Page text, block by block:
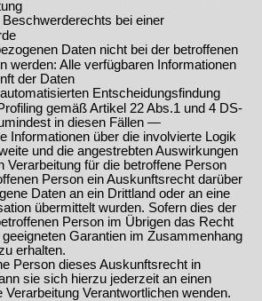
bei einer
Daten nicht bei der betroffenen
werden: Alle verfügbaren Informationen
der Daten
Entscheidungsfindung
gemäß Artikel 22 Abs.1 und 4 DS-
in diesen Fällen —
Informationen über die involvierte Logik
und die angestrebten Auswirkungen
Verarbeitung für die betroffene Person
Person ein Auskunftsrecht darüber
Daten an ein Drittland oder an eine
übermittelt wurden. Sofern dies der
Person im Übrigen das Recht
Garantien im Zusammenhang
erhalten.
Person dieses Auskunftsrecht in
sie sich hierzu jederzeit an einen
Verarbeitung Verantwortlichen wenden.